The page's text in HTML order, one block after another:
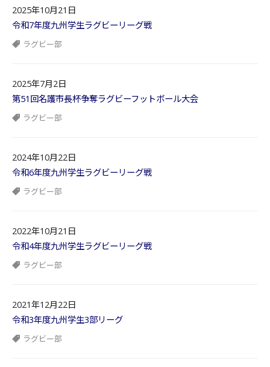
2025年10月21日
令和7年度九州学生ラグビーリーグ戦
ラグビー部
2025年7月2日
第51回名護市長杯争奪ラグビーフットボール大会
ラグビー部
2024年10月22日
令和6年度九州学生ラグビーリーグ戦
ラグビー部
2022年10月21日
令和4年度九州学生ラグビーリーグ戦
ラグビー部
2021年12月22日
令和3年度九州学生3部リーグ
ラグビー部